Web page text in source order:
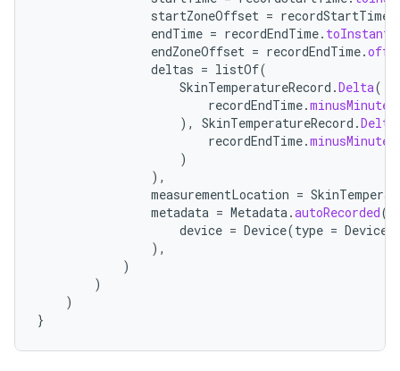
startZoneOffset = recordStartTime
endTime = recordEndTime. toInstant
endZoneOffset = recordEndTime.
deltas = listOf(
SkinTemperatureRecord .Delta(
recordEndTime.minusMinutes
),
SkinTemperatureRecord .Delta
recordEndTime.minusMinutes
)
),
measurementLocation =
metadata = Metadata.autoRecorded(
device = Device(type = Device
),
)
)
)
}